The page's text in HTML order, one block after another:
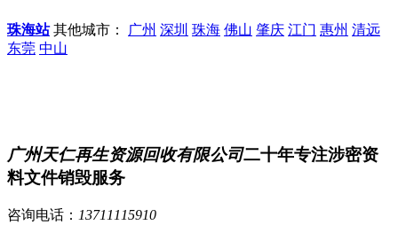
珠海站其他城市： 广州 深圳 珠海 佛山 肇庆 江门 惠州 清远
东莞 中山
广州天仁再生资源回收有限公司二十年专注涉密资
料文件销毁服务
咨询电话： 13711115910